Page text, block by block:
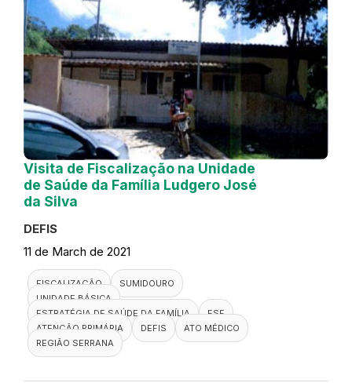
Visita de Fiscalização na Unidade
de Saúde da Família Ludgero José
da Silva
DEFIS
11 de March de 2021
FISCALIZAÇÃO
SUMIDOURO
UNIDADE BÁSICA
ESTRATÉGIA DE SAÚDE DA FAMÍLIA
ESF
ATENÇÃO PRIMÁRIA
DEFIS
ATO MÉDICO
REGIÃO SERRANA